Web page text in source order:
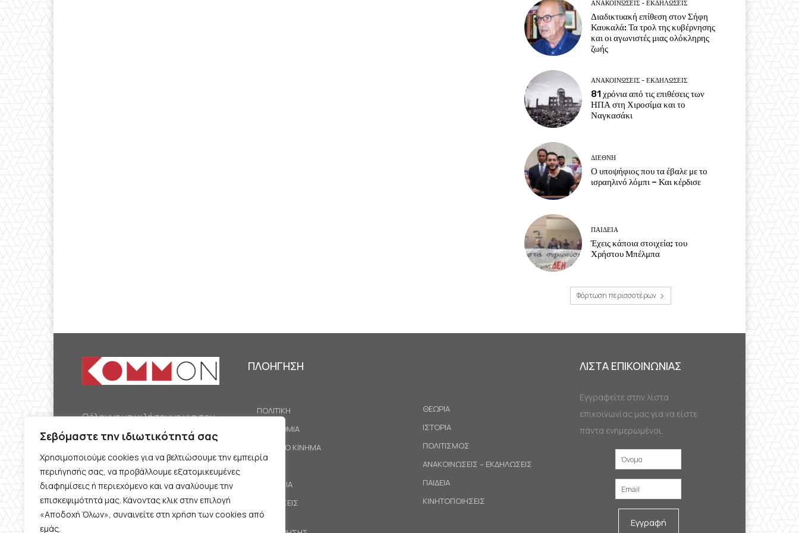
Σεβόμαστε την ιδιωτικότητά σας
Χρησιμοποιούμε cookies για να βελτιώσουμε την εμπειρία
περιήγησής σας, να προβάλλουμε εξατομικευμένες
διαφημίσεις ή περιεχόμενο και να αναλύουμε την
επισκεψιμότητά μας. Κάνοντας κλικ στην επιλογή
«Αποδοχή Όλων», συναινείτε στη χρήση των cookies από
εμάς.
ΑΝΑΚΟΙΝΩΣΕΙΣ - ΕΚΔΗΛΩΣΕΙΣ
Διαδικτυακή επίθεση στον Σήφη
Καυκαλά: Τα τρολ της κυβέρνησης
και οι αγωνιστές μιας ολόκληρης
ζωής
ΑΝΑΚΟΙΝΩΣΕΙΣ - ΕΚΔΗΛΩΣΕΙΣ
81 χρόνια από τις επιθέσεις των
ΗΠΑ στη Χιροσίμα και το
Ναγκασάκι
ΔΙΕΘΝΗ
Ο υποψήφιος που τα έβαλε με το
ισραηλινό λόμπι – Και κέρδισε
ΠΑΙΔΕΙΑ
Έχεις κάποια στοιχεία; του
Χρήστου Μπέλμπα
Φόρτωση περισσοτέρων
Θέλουμε να μιλήσουμε για τον
κομμουνισμό της εποχής μας,
την αναγκαία αλλά όχι
δεδομένη προοπτική.
Θέλουμε να μιλήσουμε
ταυτόχρονα για την
καθημερινή επιβίωση και τον
ΠΛΟΗΓΗΣΗ
ΠΟΛΙΤΙΚΗ
ΟΙΚΟΝΟΜΙΑ
ΕΡΓΑΤΙΚΟ ΚΙΝΗΜΑ
ΚΟΙΝΩΝΙΑ
ΠΡΟΤΑΣΕΙΣ
ΘΕΩΡΙΑ
ΙΣΤΟΡΙΑ
ΠΟΛΙΤΙΣΜΟΣ
ΑΝΑΚΟΙΝΩΣΕΙΣ – ΕΚΔΗΛΩΣΕΙΣ
ΠΑΙΔΕΙΑ
ΚΙΝΗΤΟΠΟΙΗΣΕΙΣ
ΛΙΣΤΑ ΕΠΙΚΟΙΝΩΝΙΑΣ
Εγγραφείτε στην λίστα
επικοινωνίας μας για να είστε
πάντα ενημερωμένοι.
Εγγραφή